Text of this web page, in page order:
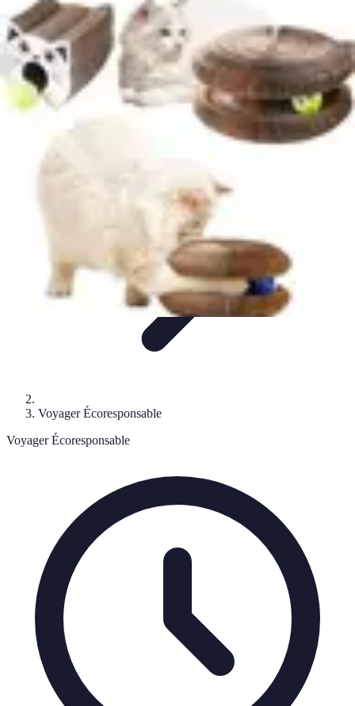
Globe Explore
Voyage Durable Sécurité en voyageVoyage ÉcoresponsableVoyages
en SoloConseils Pratiques
Globe Explore
Voyager Écoresponsable
Voyager Écoresponsable